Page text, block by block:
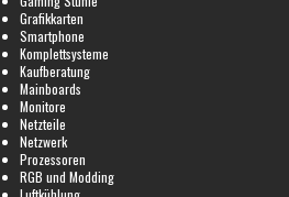
Grafikkarten
Smartphone
Komplettsysteme
Kaufberatung
Mainboards
Monitore
Netzteile
Netzwerk
Prozessoren
RGB und Modding